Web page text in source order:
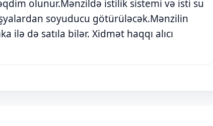
olunur.Mənzildə istilik sistemi və isti su
soyuducu götürüləcək.Mənzilin
ilə də satıla bilər. Xidmət haqqı alıcı